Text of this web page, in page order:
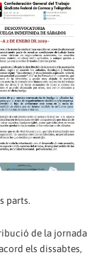
parts.
de la jornada
els dissabtes,